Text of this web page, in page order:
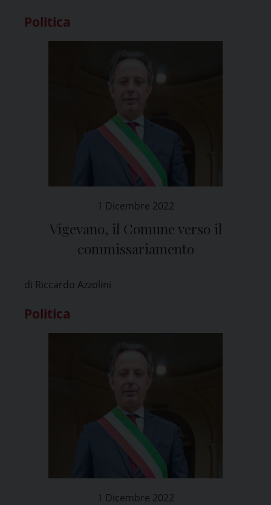
Politica
1 Dicembre 2022
Vigevano, il Comune verso il
commissariamento
di Riccardo Azzolini
Politica
1 Dicembre 2022